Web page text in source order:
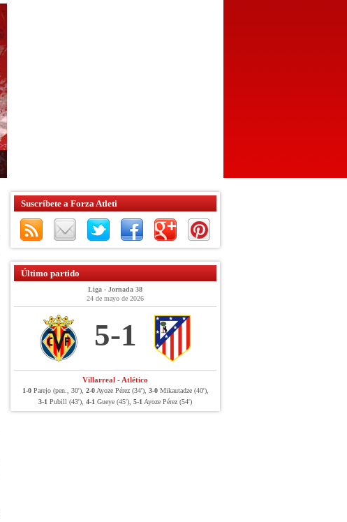
Suscríbete a Forza Atleti
Último partido
Liga - Jornada 38
24 de mayo de 2026
5-1
Villarreal - Atlético
1-0Parejo (pen., 30'), 2-0Ayoze Pérez (34'), 3-0Mikautadze (40'),
3-1 Pubill (43'), 4-1 Gueye (45'), 5-1 Ayoze Pérez (54')